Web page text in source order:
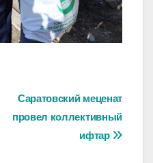
Саратовский меценат
провел коллективный
ифтар